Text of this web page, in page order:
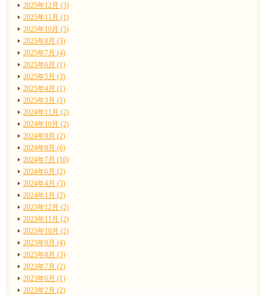
2025年12月 (3)
2025年11月 (1)
2025年10月 (5)
2025年8月 (3)
2025年7月 (4)
2025年6月 (1)
2025年5月 (3)
2025年4月 (1)
2025年3月 (1)
2024年11月 (2)
2024年10月 (2)
2024年9月 (2)
2024年8月 (6)
2024年7月 (10)
2024年6月 (2)
2024年4月 (3)
2024年1月 (2)
2023年12月 (2)
2023年11月 (2)
2023年10月 (2)
2023年9月 (4)
2023年8月 (3)
2023年7月 (2)
2023年6月 (1)
2023年2月 (2)